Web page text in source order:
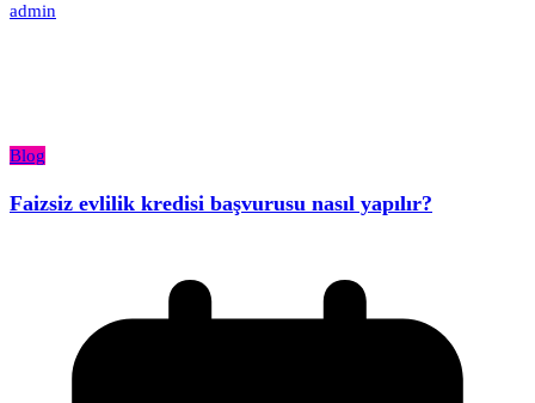
admin
Blog
Faizsiz evlilik kredisi başvurusu nasıl yapılır?